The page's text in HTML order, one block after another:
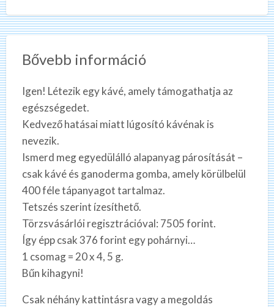
Bővebb információ
Igen! Létezik egy kávé, amely támogathatja az
egészségedet.
Kedvező hatásai miatt lúgosító kávénak is
nevezik.
Ismerd meg egyedülálló alapanyag párosítását –
csak kávé és ganoderma gomba, amely körülbelül
400 féle tápanyagot tartalmaz.
Tetszés szerint ízesíthető.
Törzsvásárlói regisztrációval: 7505 forint.
Így épp csak 376 forint egy pohárnyi…
1 csomag = 20 x 4, 5 g.
Bűn kihagyni!
Csak néhány kattintásra vagy a megoldás